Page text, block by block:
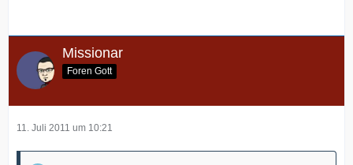
Missionar
Foren Gott
11. Juli 2011 um 10:21